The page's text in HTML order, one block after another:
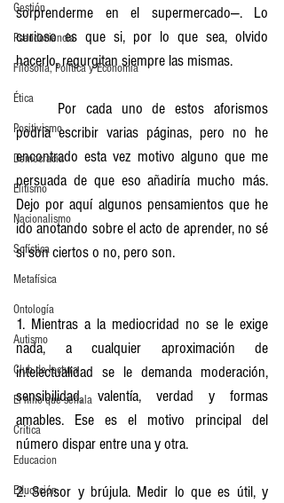
Gestión
Pseudociencia
Filosofía, Política y Economía
Ética
Positivismo
Democracia
Elitismo
Nacionalismo
Sofística
Metafísica
Ontología
Autismo
Club de lectura
El niño que señala
Crítica
Educacion
Educación
sorprenderme en el supermercado—. Lo
curioso es que si, por lo que sea, olvido
hacerlo, regurgitan siempre las mismas.
podría escribir varias páginas, pero no he
encontrado esta vez motivo alguno que me
persuada de que eso añadiría mucho más.
Dejo por aquí algunos pensamientos que he
ido anotando sobre el acto de aprender, no sé
si son ciertos o no, pero son.
1. Mientras a la mediocridad no se le exige
nada, a cualquier aproximación de
intelectualidad se le demanda moderación,
sensibilidad, valentía, verdad y formas
amables. Ese es el motivo principal del
número dispar entre una y otra.
2. Sensor y brújula. Medir lo que es útil, y